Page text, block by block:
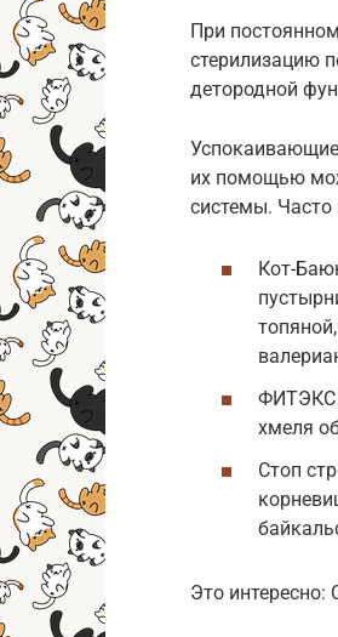
При
стерилизацию
детородной
их помощью
системы. Часто
Кот-
ФИТЭКС
хмеля
Стоп
Это интересно: